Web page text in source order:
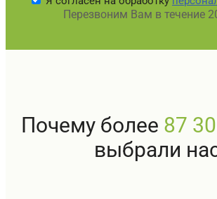
Перезвоним Вам в течение
Почему более 87
выбрали